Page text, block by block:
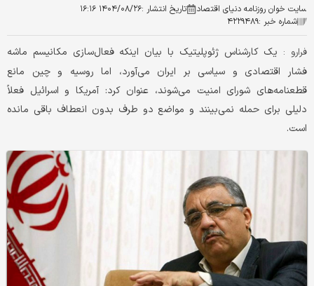
سایت خوان روزنامه دنیای اقتصاد تاریخ انتشار :۱۴۰۴/۰۸/۲۶ ۱۶:۱۶
شماره خبر :۴۲۲۹۴۸۹
فرارو : یک کارشناس ژئوپلیتیک با بیان اینکه فعال‌سازی مکانیسم ماشه
فشار اقتصادی و سیاسی بر ایران می‌آورد، اما روسیه و چین مانع
قطعنامه‌های شورای امنیت می‌شوند، عنوان کرد: آمریکا و اسرائیل فعلاً
دلیلی برای حمله نمی‌بینند و مواضع دو طرف بدون انعطاف باقی مانده
است.